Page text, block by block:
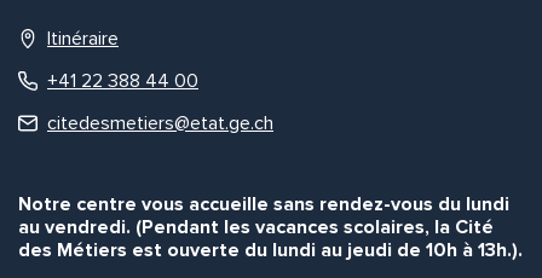
Itinéraire
+41 22 388 44 00
citedesmetiers@etat.ge.ch
Notre centre vous accueille sans rendez-vous du lundi
au vendredi. (Pendant les vacances scolaires, la Cité
des Métiers est ouverte du lundi au jeudi de 10h à 13h.).